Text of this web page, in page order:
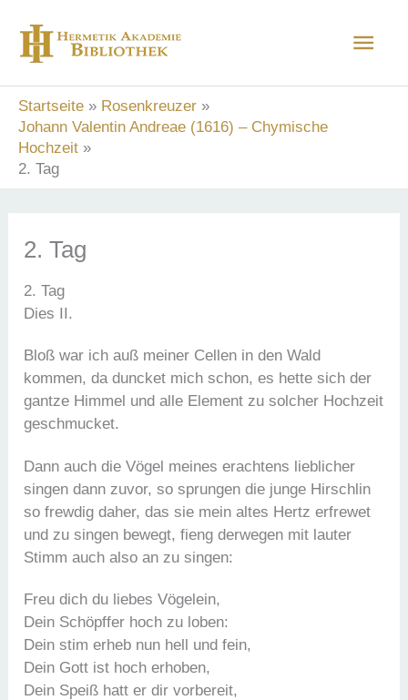
Inhalt
springen
Startseite
Rosenkreuzer
Johann Valentin Andreae (1616) – Chymische
Hochzeit
2. Tag
2. Tag
2. Tag
Dies II.
Bloß war ich auß meiner Cellen in den Wald
kommen, da duncket mich schon, es hette sich der
gantze Himmel und alle Element zu solcher Hochzeit
geschmucket.
Dann auch die Vögel meines erachtens lieblicher
singen dann zuvor, so sprungen die junge Hirschlin
so frewdig daher, das sie mein altes Hertz erfrewet
und zu singen bewegt, fieng derwegen mit lauter
Stimm auch also an zu singen:
Freu dich du liebes Vögelein,
Dein Schöpffer hoch zu loben:
Dein stim erheb nun hell und fein,
Dein Gott ist hoch erhoben,
Dein Speiß hatt er dir vorbereit,